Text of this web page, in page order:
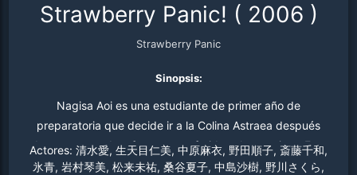
Strawberry Panic! ( 2006 )
Strawberry Panic
Sinopsis:
Nagisa Aoi es una estudiante de primer año de
preparatoria que decide ir a la Colina Astraea después
de que sus padres fueran transferidos al extranjero. Este
lugar acoge a chicas de tres escuelas exclusivas para
Actores: 清水愛, 生天目仁美, 中原麻衣, 野田順子, 斎藤千和,
氷青, 岩村琴美, 松来未祐, 桑谷夏子, 中島沙樹, 野川さくら,